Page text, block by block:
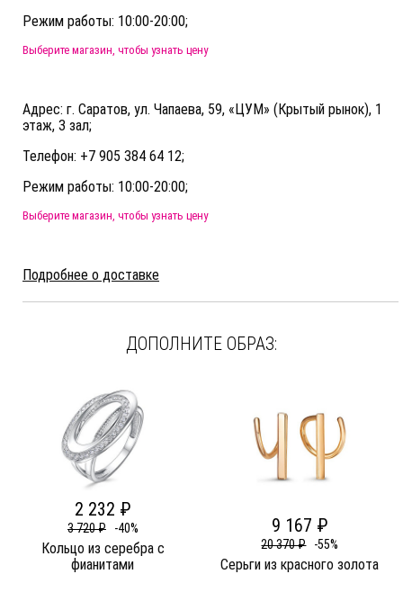
Режим работы: 10:00-20:00;
Выберите магазин, чтобы узнать цену
Адрес: г. Саратов, ул. Чапаева, 59, «ЦУМ» (Крытый рынок), 1
этаж, 3 зал;
Телефон: +7 905 384 64 12;
Режим работы: 10:00-20:00;
Выберите магазин, чтобы узнать цену
Подробнее о доставке
ДОПОЛНИТЕ ОБРАЗ:
2 232 ₽
3 720 ₽ -40%
Кольцо из серебра c
фианитами
9 167 ₽
20 370 ₽ -55%
Серьги из красного золота